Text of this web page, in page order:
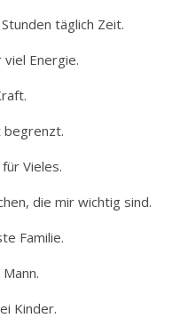
täglich Zeit.
Energie.
begrenzt.
Vieles.
die mir wichtig sind.
Familie.
Kinder.